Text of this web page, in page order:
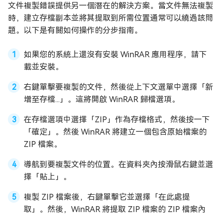
文件複製錯誤提供另一個潛在的解決方案。當文件無法複製
時，建立存檔副本並將其提取到所需位置通常可以繞過該問
題。以下是有關如何操作的分步指南。
如果您的系統上還沒有安裝 WinRAR 應用程序，請下
載並安裝。
右鍵單擊要複製的文件，然後從上下文選單中選擇「新
增至存檔...」。這將開啟 WinRAR 歸檔選項。
在存檔選項中選擇「ZIP」作為存檔格式，然後按一下
「確定」。然後 WinRAR 將建立一個包含原始檔案的
ZIP 檔案。
導航到要複製文件的位置。在資料夾內按滑鼠右鍵並選
擇「貼上」。
複製 ZIP 檔案後，右鍵單擊它並選擇「在此處提
取」。然後，WinRAR 將提取 ZIP 檔案的 ZIP 檔案內